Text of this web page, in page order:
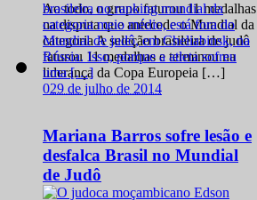
Ao todo, o grupo faturou 11 medalhas
na disputa que antecede o Mundial da
categoria A seleção brasileira de judô
faturou 11 medalhas e terminou na
liderança da Copa Europeia […]
029 de julho de 2014
Mariana Barros sofre lesão e
desfalca Brasil no Mundial
de Judô